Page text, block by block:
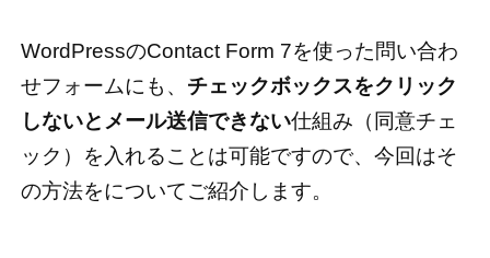
WordPressのContact Form 7を使った問い合わ
せフォームにも、 チェックボックスをクリック
しないとメール送信できない仕組み（同意チェ
ック）を入れることは可能ですので、今回はそ
の方法をについてご紹介します。